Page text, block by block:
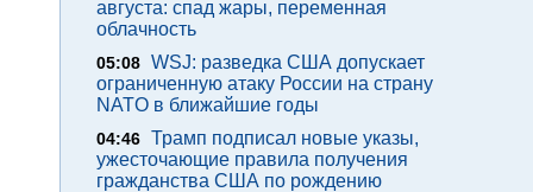
августа: спад жары, переменная
облачность
05:08 WSJ: разведка США допускает
ограниченную атаку России на страну
NATO в ближайшие годы
04:46 Трамп подписал новые указы,
ужесточающие правила получения
гражданства США по рождению